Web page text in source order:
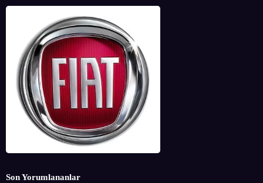
Son Yorumlananlar